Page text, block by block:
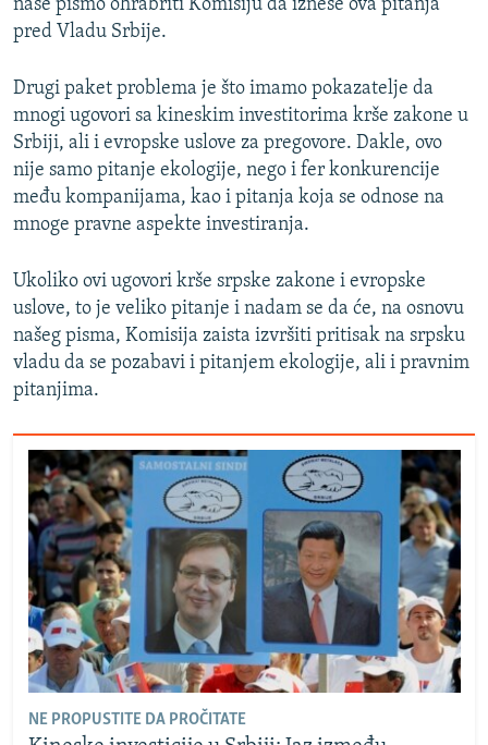
720p 1080p
naše pismo ohrabriti Komisiju da iznese ova pitanja
pred Vladu Srbije.
Drugi paket problema je što imamo pokazatelje da
mnogi ugovori sa kineskim investitorima krše zakone u
Srbiji, ali i evropske uslove za pregovore. Dakle, ovo
nije samo pitanje ekologije, nego i fer konkurencije
među kompanijama, kao i pitanja koja se odnose na
mnoge pravne aspekte investiranja.
Ukoliko ovi ugovori krše srpske zakone i evropske
uslove, to je veliko pitanje i nadam se da će, na osnovu
našeg pisma, Komisija zaista izvršiti pritisak na srpsku
vladu da se pozabavi i pitanjem ekologije, ali i pravnim
pitanjima.
NE PROPUSTITE DA PROČITATE